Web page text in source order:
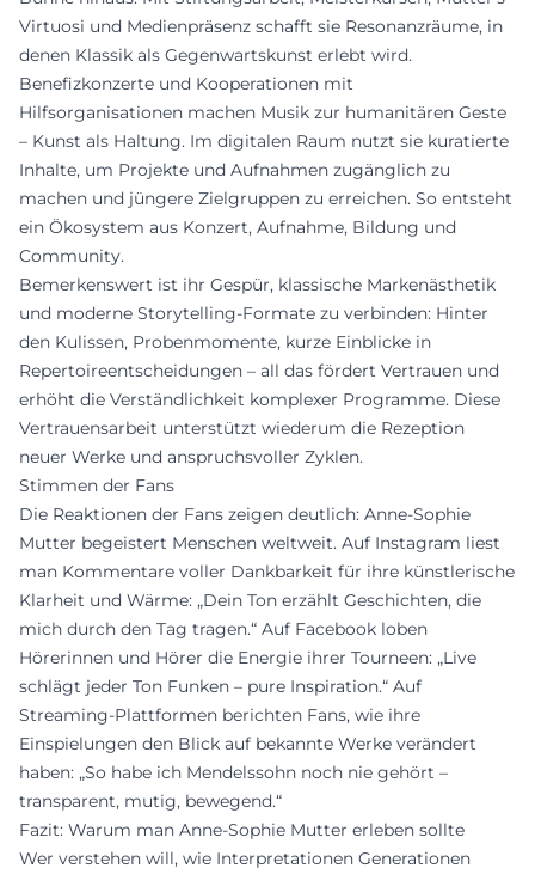
Virtuosi und Medienpräsenz schafft sie Resonanzräume, in
denen Klassik als Gegenwartskunst erlebt wird.
Benefizkonzerte und Kooperationen mit
Hilfsorganisationen machen Musik zur humanitären Geste
– Kunst als Haltung. Im digitalen Raum nutzt sie kuratierte
Inhalte, um Projekte und Aufnahmen zugänglich zu
machen und jüngere Zielgruppen zu erreichen. So entsteht
ein Ökosystem aus Konzert, Aufnahme, Bildung und
Community.
Bemerkenswert ist ihr Gespür, klassische Markenästhetik
und moderne Storytelling-Formate zu verbinden: Hinter
den Kulissen, Probenmomente, kurze Einblicke in
Repertoireentscheidungen – all das fördert Vertrauen und
erhöht die Verständlichkeit komplexer Programme. Diese
Vertrauensarbeit unterstützt wiederum die Rezeption
neuer Werke und anspruchsvoller Zyklen.
Stimmen der Fans
Die Reaktionen der Fans zeigen deutlich: Anne-Sophie
Mutter begeistert Menschen weltweit. Auf Instagram liest
man Kommentare voller Dankbarkeit für ihre künstlerische
Klarheit und Wärme: „Dein Ton erzählt Geschichten, die
mich durch den Tag tragen.“ Auf Facebook loben
Hörerinnen und Hörer die Energie ihrer Tourneen: „Live
schlägt jeder Ton Funken – pure Inspiration.“ Auf
Streaming-Plattformen berichten Fans, wie ihre
Einspielungen den Blick auf bekannte Werke verändert
haben: „So habe ich Mendelssohn noch nie gehört –
transparent, mutig, bewegend.“
Fazit: Warum man Anne-Sophie Mutter erleben sollte
Wer verstehen will, wie Interpretationen Generationen